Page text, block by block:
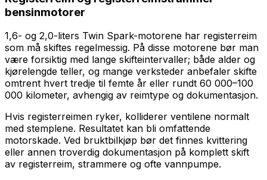
bensinmotorer
1,6- og 2,0-liters Twin Spark-motorene har registerreim
som må skiftes regelmessig. På disse motorene bør man
være forsiktig med lange skifteintervaller; både alder og
kjørelengde teller, og mange verksteder anbefaler skifte
omtrent hvert tredje til femte år eller rundt 60 000–100
000 kilometer, avhengig av reimtype og dokumentasjon.
Hvis registerreimen ryker, kolliderer ventilene normalt
med stemplene. Resultatet kan bli omfattende
motorskade. Ved bruktbilkjøp bør det finnes kvittering
eller annen troverdig dokumentasjon på komplett skift
av registerreim, strammere og ofte vannpumpe.